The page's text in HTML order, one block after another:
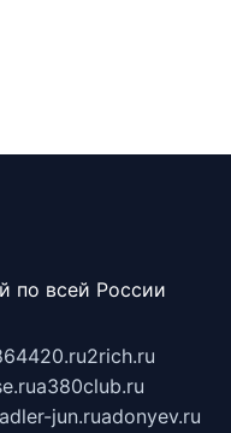
по всей России
2rich.ru
a380club.ru
adler-jun.ruadonyev.ru